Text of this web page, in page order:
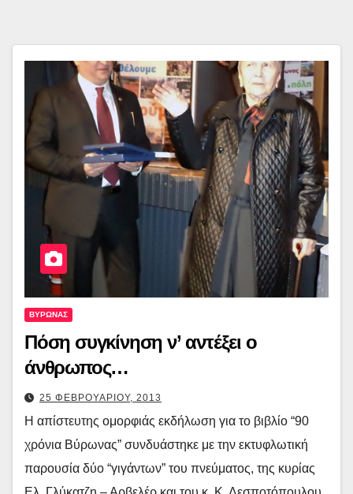
ΒΥΡΩΝΑΣ
Πόση συγκίνηση ν’ αντέξει ο
άνθρωπος…
25 ΦΕΒΡΟΥΑΡΙΟΥ, 2013
Η απίστευτης ομορφιάς εκδήλωση για το βιβλίο “90
χρόνια Βύρωνας” συνδυάστηκε με την εκτυφλωτική
παρουσία δύο “γιγάντων” του πνεύματος, της κυρίας